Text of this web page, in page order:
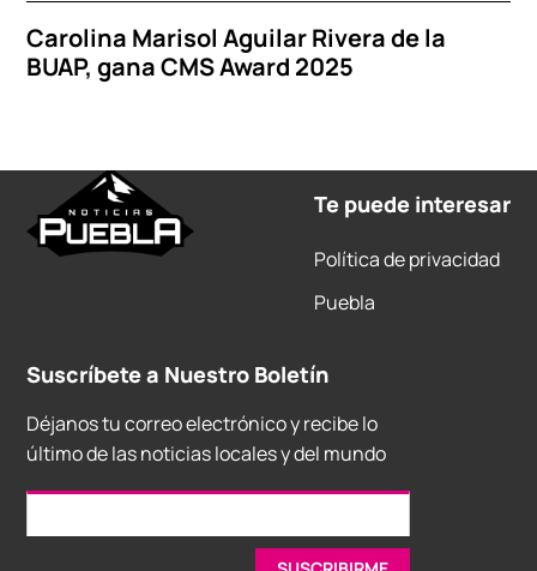
Carolina Marisol Aguilar Rivera de la
BUAP, gana CMS Award 2025
Te puede interesar
Política de privacidad
Puebla
Suscríbete a Nuestro Boletín
Déjanos tu correo electrónico y recibe lo
último de las noticias locales y del mundo